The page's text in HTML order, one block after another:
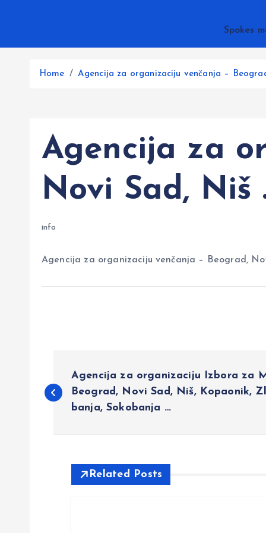
Spokes
Home Agencija za organizaciju venčanja –
Agencija za
Novi Sad, Niš
info
Agencija za organizaciju venčanja – Beograd,
o
Agencija za organizaciju Izbora za
Beograd, Novi Sad, Niš, Kopaonik,
banja, Sokobanja …
Related Posts